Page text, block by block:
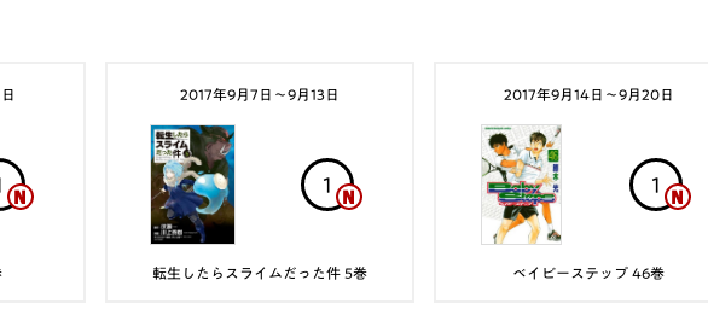
2017年9月14日〜9月20日
1
ベイビーステップ 46巻
2017年9月7日〜9月13日
1
転生したらスライムだった件 5巻